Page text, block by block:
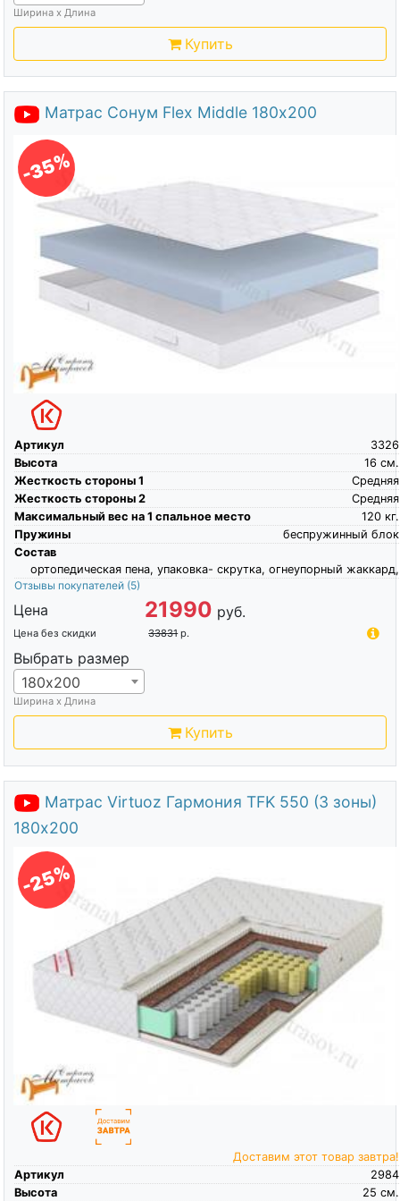
Ширина х Длина
Купить
Матрас Сонум Flex Middle 180х200
-35%
Артикул
3326
Высота
см.
16
Жесткость стороны 1
Средняя
Жесткость стороны 2
Средняя
Максимальный вес на 1 спальное место
кг.
120
Пружины
беспружинный блок
Состав
ортопедическая пена, упаковка- скрутка, огнеупорный жаккард,
Отзывы покупателей (5)
Цена 21990 руб.
Цена без скидки 33831 р.
Выбрать размер
180х200
Ширина х Длина
Купить
Матрас Virtuoz Гармония TFK 550 (3 зоны)
180х200
-25%
Доставим этот товар завтра!
Артикул
2984
Высота
см.
25